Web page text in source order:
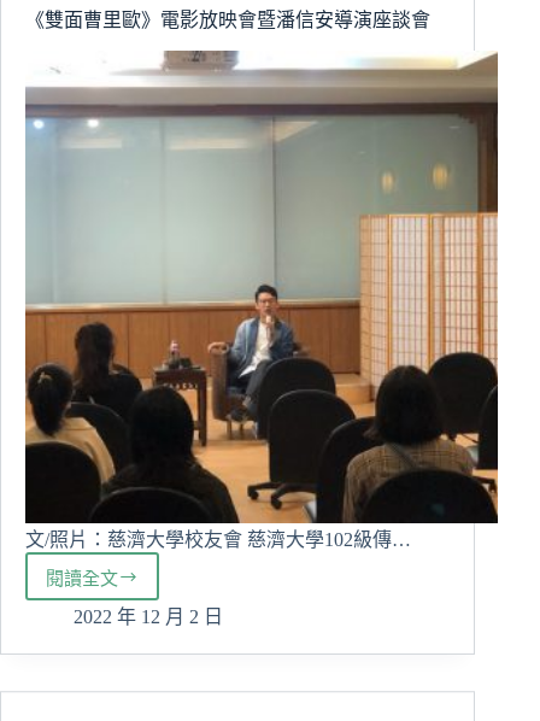
學
務
學
習」
台
真
寺
《雙面曹里歐》電影放映會暨潘信安導演座談會
文/照片：慈濟大學校友會 慈濟大學102級傳…
閱讀全文
《雙
面
歐》
2022 年 12 月 2 日